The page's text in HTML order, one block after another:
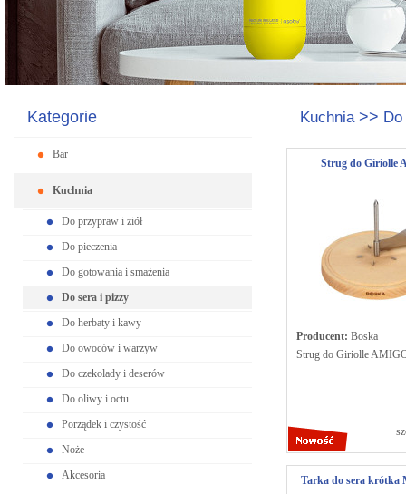
Kategorie
Bar
Kuchnia
Do przypraw i ziół
Do pieczenia
Do gotowania i smażenia
Do sera i pizzy
Do herbaty i kawy
Do owoców i warzyw
Do czekolady i deserów
Do oliwy i octu
Porządek i czystość
Noże
Akcesoria
Kuchnia>>
Strug do Giriolle
Producent: Boska
Strug do Giriolle
Tarka do sera krótka